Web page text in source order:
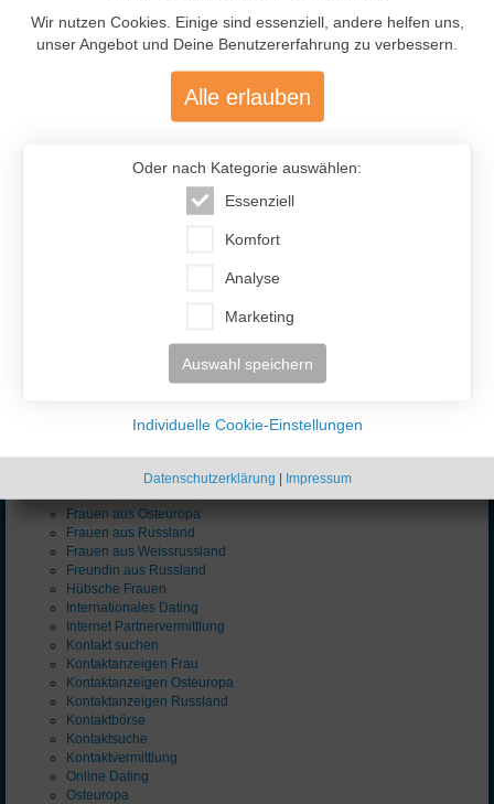
Widerrufsrecht
Agentur russische Frauen
Frau gesucht
Frauen
Frauen Russland
Frauen aus Kasachstan
Frauen aus Osteuropa
Frauen aus Russland
Frauen aus Weissrussland
Freundin aus Russland
Hübsche Frauen
Internationales Dating
Internet Partnervermittlung
Kontakt suchen
Kontaktanzeigen Frau
Kontaktanzeigen Osteuropa
Kontaktanzeigen Russland
Kontaktbörse
Kontaktsuche
Kontaktvermittlung
Online Dating
Osteuropa
Wir nutzen Cookies. Einige sind essenziell, andere helfen uns,
unser Angebot und Deine Benutzererfahrung zu verbessern.
Alle erlauben
Oder nach Kategorie auswählen:
Essenziell
Komfort
Analyse
Marketing
Auswahl speichern
Individuelle Cookie-Einstellungen
Datenschutzerklärung | Impressum